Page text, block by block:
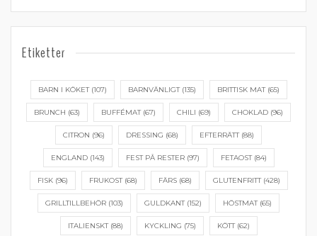
Etiketter
BARN I KÖKET(107) BARNVÄNLIGT(135) BRITTISK MAT(65)
BRUNCH (63) BUFFÉMAT(67) CHILI (69) CHOKLAD (96)
CITRON (96) DRESSING (68) EFTERRÄTT(88)
ENGLAND(143) FEST PÅ RESTER(97) FETAOST(84)
FISK(96) FRUKOST(68) FÄRS(68) GLUTENFRITT(428)
GRILLTILLBEHÖR (103) GULDKANT(152) HÖSTMAT(65)
ITALIENSKT(88) KYCKLING (75) KÖTT(62)